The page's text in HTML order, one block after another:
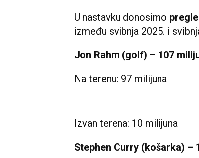
U nastavku donosimo
između svibnja 2025. i
Jon Rahm (golf) – 107
Na terenu: 97 milijuna
Izvan terena: 10 milijuna
Stephen Curry (košarka) –